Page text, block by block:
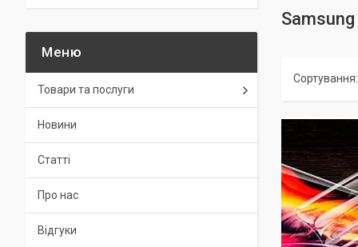
Товари та послуги
Новини
Статті
Про нас
Відгуки